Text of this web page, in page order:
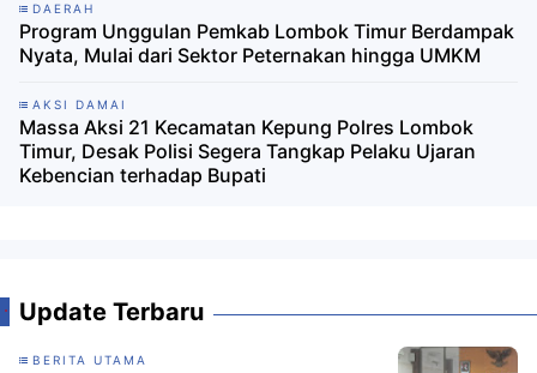
DAERAH
Program Unggulan Pemkab Lombok Timur Berdampak
Nyata, Mulai dari Sektor Peternakan hingga UMKM
AKSI DAMAI
Massa Aksi 21 Kecamatan Kepung Polres Lombok
Timur, Desak Polisi Segera Tangkap Pelaku Ujaran
Kebencian terhadap Bupati
Update Terbaru
BERITA UTAMA